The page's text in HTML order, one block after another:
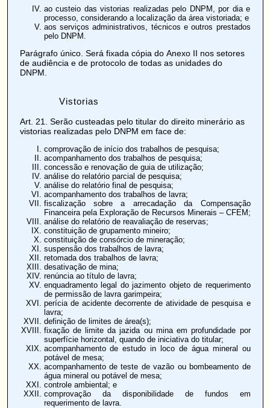
ao custeio das vistorias realizadas pelo DNPM, por dia e
processo, considerando a localização da área vistoriada; e
aos serviços administrativos, técnicos e outros prestados
pelo DNPM.
Parágrafo único. Será fixada cópia do Anexo II nos setores
de audiência e de protocolo de todas as unidades do
DNPM.
Vistorias
Art. 21
. Serão custeadas pelo titular do direito minerário as
vistorias realizadas pelo DNPM em face de:
comprovação de início dos trabalhos de pesquisa;
acompanhamento dos trabalhos de pesquisa;
concessão e renovação de guia de utilização;
análise do relatório parcial de pesquisa;
análise do relatório final de pesquisa;
acompanhamento dos trabalhos de lavra;
fiscalização sobre a arrecadação da Compensação
Financeira pela Exploração de Recursos Minerais – CFEM;
análise do relatório de reavaliação de reservas;
constituição de grupamento mineiro;
constituição de consórcio de mineração;
suspensão dos trabalhos de lavra;
retomada dos trabalhos de lavra;
desativação de mina;
renúncia ao título de lavra;
enquadramento legal do jazimento objeto de requerimento
de permissão de lavra garimpeira;
perícia de acidente decorrente de atividade de pesquisa e
lavra;
definição de limites de área(s);
fixação de limite da jazida ou mina em profundidade por
superfície horizontal, quando de iniciativa do titular;
acompanhamento de estudo in loco de água mineral ou
potável de mesa;
acompanhamento de teste de vazão ou bombeamento de
água mineral ou potável de mesa;
controle ambiental; e
comprovação da disponibilidade de fundos em
requerimento de lavra.